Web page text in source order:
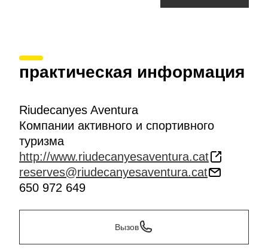
практическая информация
Riudecanyes Aventura
Компании активного и спортивного
туризма
http://www.riudecanyesaventura.cat
reserves@riudecanyesaventura.cat
650 972 649
Вызов